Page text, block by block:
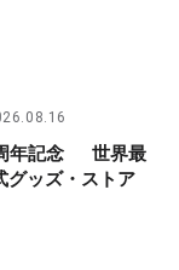
年記念 世界最
グッズ・ストア